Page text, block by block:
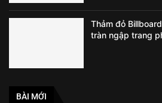
Thảm đỏ
tràn ngập trang
BÀI MỚI